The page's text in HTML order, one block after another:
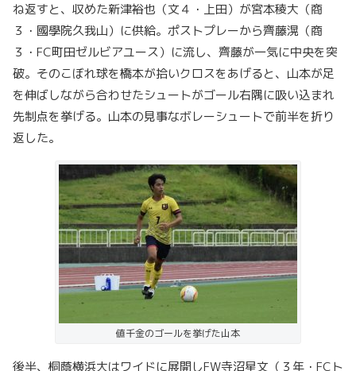
ね返すと、収めた新津裕也（文４・上田）が宮本稜大（商
３・國學院久我山）に供給。ポストプレーから齊藤滉（商
３・FC町田ゼルビアユース）に流し、齊藤が一気に中央を突
破。そのこぼれ球を橋本が拾いクロスをあげると、山本が足
を伸ばしながら合わせたシュートがゴール右隅に吸い込まれ
先制点を挙げる。山本の見事なボレーシュートで前半を折り
返した。
値千金のゴールを挙げた山本
後半、桐蔭横浜大はワイドに展開しFW寺沼星文（３年・FCト